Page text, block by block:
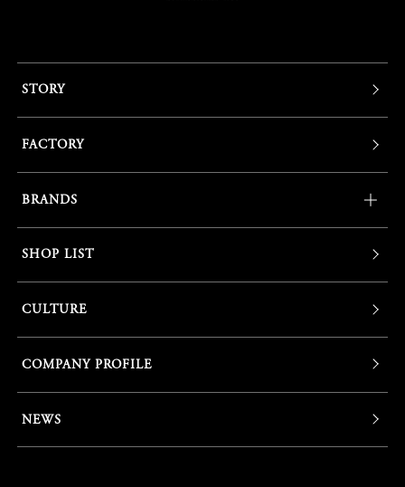
STORY
FACTORY
BRANDS
SHOP LIST
CULTURE
COMPANY PROFILE
NEWS